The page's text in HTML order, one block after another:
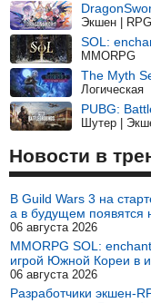
Экшен | RPG
SOL:
MMORPG
The Myth
Логическая
PUBG:
Шутер |
Новости в
В Guild Wars 3 на
а в будущем появятся
06 августа 2026
MMORPG SOL:
игрой Южной Кореи в
06 августа 2026
Разработчики экшен-